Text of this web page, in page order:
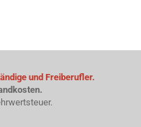
und Freiberufler.